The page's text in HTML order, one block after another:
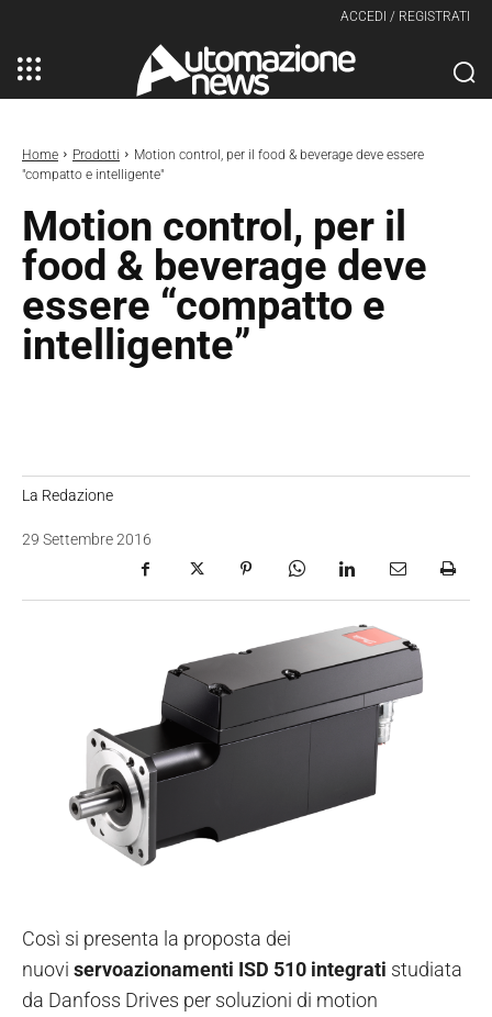
ACCEDI / REGISTRATI
Home Prodotti
Motion control, per il food & beverage deve essere
"compatto e intelligente"
Motion control, per il
food & beverage deve
essere “compatto e
intelligente”
La Redazione
29 Settembre 2016
Così si presenta la proposta dei
nuovi servoazionamenti ISD 510 integrati studiata
da Danfoss Drives per soluzioni di motion